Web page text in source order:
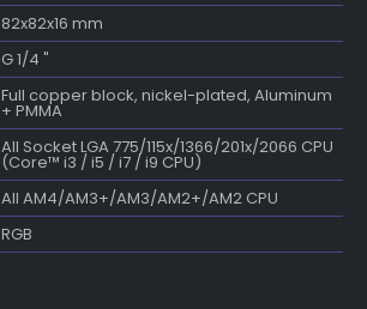
82x82x16 mm
G 1/4 "
Full copper block, nickel-plated, Aluminum
+ PMMA
All Socket LGA 775/115x/1366/201x/2066 CPU
(Core™ i3 / i5 / i7 / i9 CPU)
All AM4/AM3+/AM3/AM2+/AM2 CPU
RGB